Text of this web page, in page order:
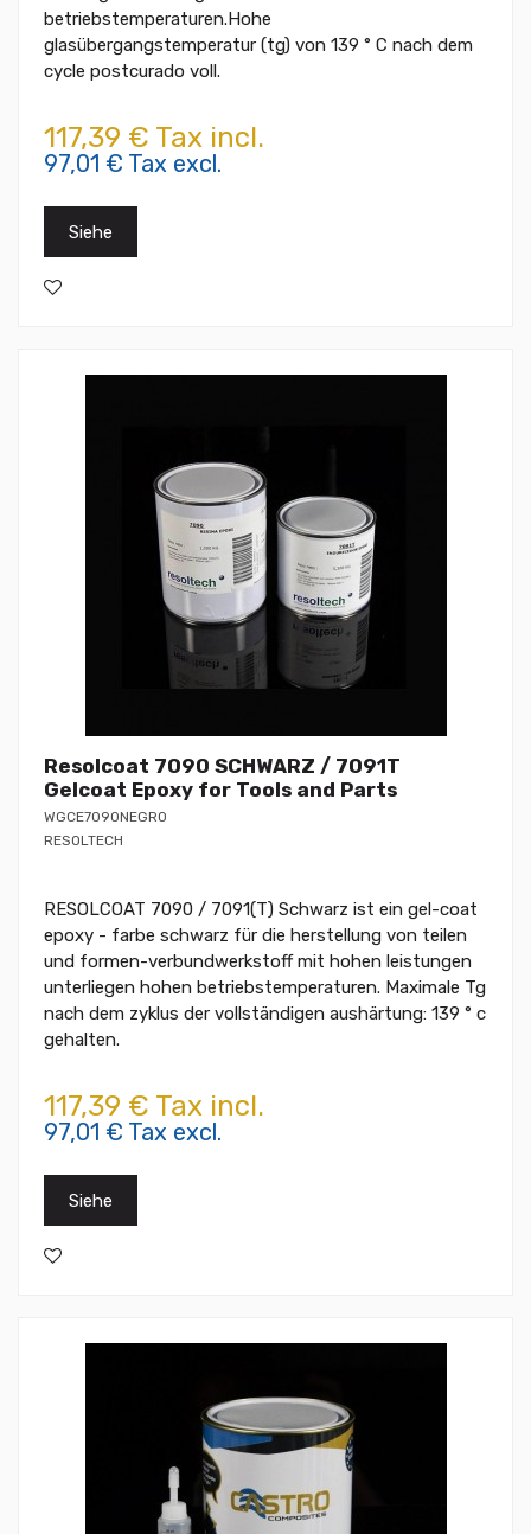
betriebstemperaturen.Hohe
glasübergangstemperatur (tg) von 139 ° C nach dem
cycle postcurado voll.
117,39 € Tax incl.
97,01 € Tax excl.
Siehe
Resolcoat 7090 SCHWARZ / 7091T
Gelcoat Epoxy for Tools and Parts
WGCE7090NEGRO
RESOLTECH
RESOLCOAT 7090 / 7091(T) Schwarz ist ein gel-coat
epoxy - farbe schwarz für die herstellung von teilen
und formen-verbundwerkstoff mit hohen leistungen
unterliegen hohen betriebstemperaturen. Maximale Tg
nach dem zyklus der vollständigen aushärtung: 139 ° c
gehalten.
117,39 € Tax incl.
97,01 € Tax excl.
Siehe